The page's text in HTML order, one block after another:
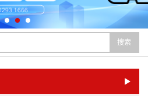
搜索